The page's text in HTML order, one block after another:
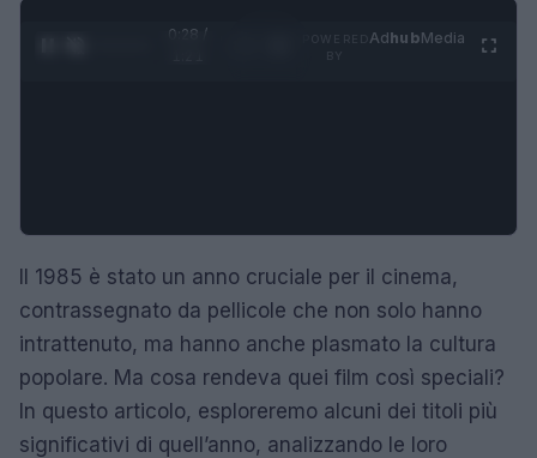
0:28 /
AdhubMedia
Il 1985 è stato un anno cruciale per il cinema,
contrassegnato da pellicole che non solo hanno
intrattenuto, ma hanno anche plasmato la cultura
popolare. Ma cosa rendeva quei film così speciali?
In questo articolo, esploreremo alcuni dei titoli più
significativi di quell’anno, analizzando le loro